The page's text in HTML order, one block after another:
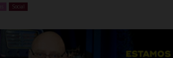
Social